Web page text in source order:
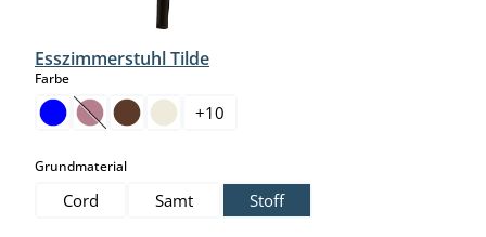
Esszimmerstuhl Tilde
Farbeauswählen
(Diese Option ist zurzeit nicht verfügbar.)
+10
Grundmaterialauswählen
Cord Samt Stoff